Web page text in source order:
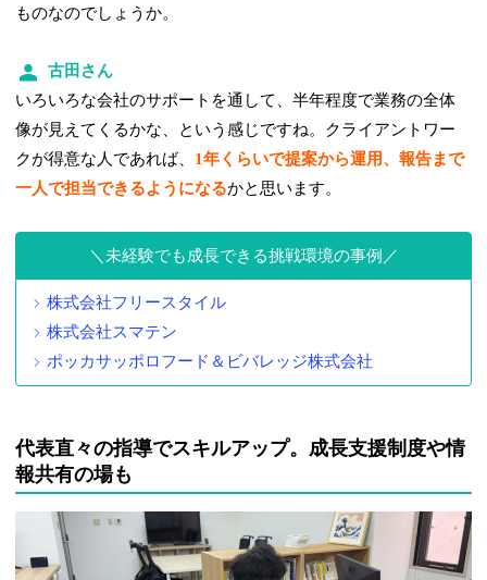
ものなのでしょうか。
古田さん
いろいろな会社のサポートを通して、半年程度で業務の全体
像が見えてくるかな、という感じですね。クライアントワー
クが得意な人であれば、 1年くらいで提案から運用、報告まで
一人で担当できるようになるかと思います。
未経験でも成長できる挑戦環境の事例
株式会社フリースタイル
株式会社スマテン
ポッカサッポロフード＆ビバレッジ株式会社
代表直々の指導でスキルアップ。成長支援制度や情
報共有の場も